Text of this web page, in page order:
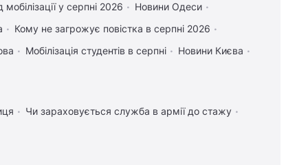
у серпні 2026
Новини Одеси
Кому не загрожує повістка в серпні 2026
Мобілізація студентів в серпні Новини Києва
Чи зараховується служба в армії до стажу